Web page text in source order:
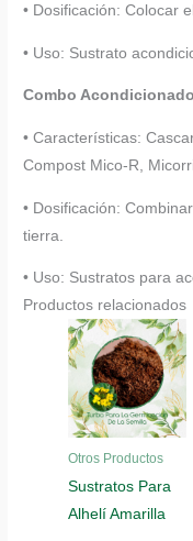
• Dosificación: Colocar
• Uso: Sustrato
Combo
• Características:
Compost Mico-R,
• Dosificación:
tierra.
• Uso: Sustratos para
Productos relacionados
Otros Productos
Sustratos Para
Alhelí Amarilla